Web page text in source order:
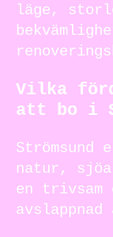
läge,
Vilka
att bo i
natur,
en trivsam
avslappnad